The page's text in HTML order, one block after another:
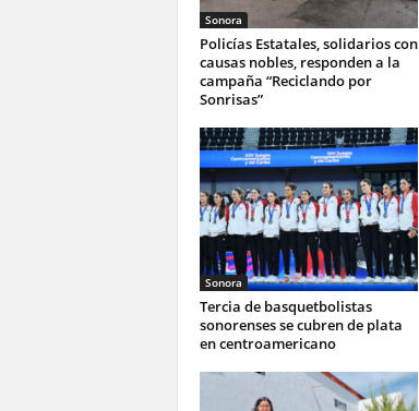
Sonora
Policías Estatales, solidarios con
causas nobles, responden a la
campaña “Reciclando por
Sonrisas”
Sonora
Tercia de basquetbolistas
sonorenses se cubren de plata
en centroamericano